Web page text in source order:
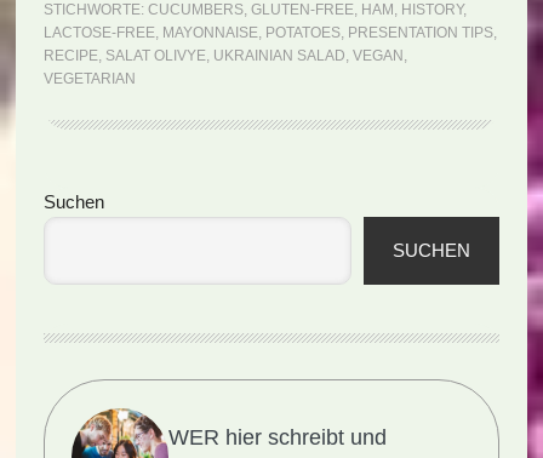
Olivye
(Rezept)
STICHWORTE: CUCUMBERS, GLUTEN-FREE, HAM , HISTORY,
LACTOSE-FREE, MAYONNAISE, POTATOES, PRESENTATION TIPS,
RECIPE, SALAT OLIVYE, UKRAINIAN SALAD, VEGAN ,
VEGETARIAN
Seitenspalte
Suchen
SUCHEN
WER hier schreibt und